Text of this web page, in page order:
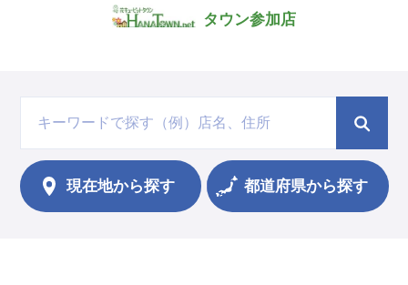
タウン参加店
現在地から探す 都道府県から探す